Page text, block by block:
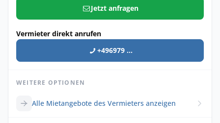
Jetzt anfragen
Vermieter direkt anrufen
+496979 ...
WEITERE OPTIONEN
Alle Mietangebote des Vermieters anzeigen